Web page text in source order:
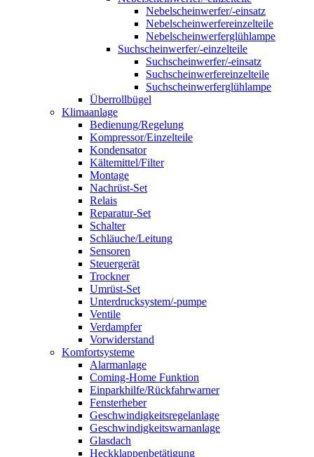
Nebelscheinwerfer/-einsatz
Nebelscheinwerfereinzelteile
Nebelscheinwerferglühlampe
Suchscheinwerfer/-einzelteile
Suchscheinwerfer/-einsatz
Suchscheinwerfereinzelteile
Suchscheinwerferglühlampe
Überrollbügel
Klimaanlage
Bedienung/Regelung
Kompressor/Einzelteile
Kondensator
Kältemittel/Filter
Montage
Nachrüst-Set
Relais
Reparatur-Set
Schalter
Schläuche/Leitung
Sensoren
Steuergerät
Trockner
Umrüst-Set
Unterdrucksystem/-pumpe
Ventile
Verdampfer
Vorwiderstand
Komfortsysteme
Alarmanlage
Coming-Home Funktion
Einparkhilfe/Rückfahrwarner
Fensterheber
Geschwindigkeitsregelanlage
Geschwindigkeitswarnanlage
Glasdach
Heckklappenbetätigung